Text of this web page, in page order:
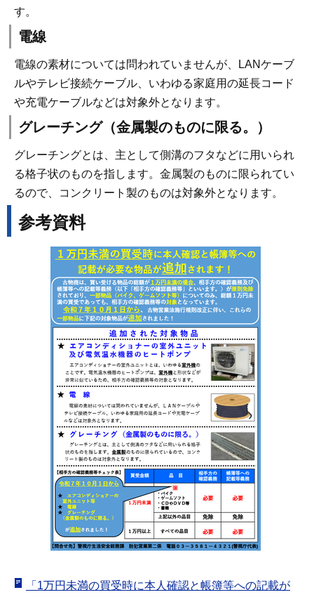
す。
電線
電線の素材については問われていませんが、LANケーブ
ルやテレビ接続ケーブル、いわゆる家庭用の延長コード
や充電ケーブルなどは対象外となります。
グレーチング（金属製のものに限る。）
グレーチングとは、主として側溝のフタなどに用いられ
る格子状のものを指します。金属製のものに限られてい
るので、コンクリート製のものは対象外となります。
参考資料
「1万円未満の買受時に本人確認と帳簿等への記載が